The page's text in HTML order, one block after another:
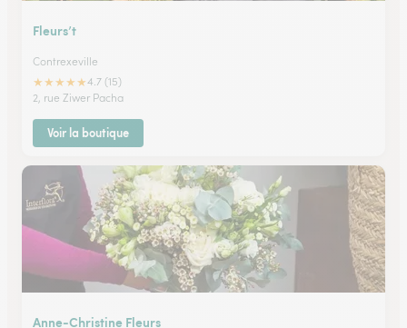
Fleurs’t
Contrexeville
★★★★★4.7 (15)
2, rue Ziwer Pacha
Voir la boutique
Anne-Christine Fleurs